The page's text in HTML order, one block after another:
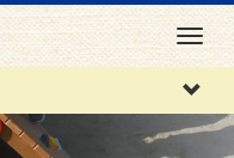
M
e
n
u